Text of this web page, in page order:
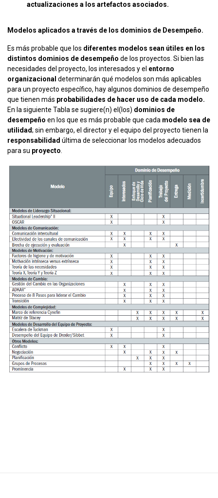
actualizaciones a los artefactos asociados.
Modelos aplicados a través de los dominios de Desempeño.
Es más probable que los diferentes modelos sean útiles en los
distintos dominios de desempeño de los proyectos. Si bien las
necesidades del proyecto, los interesados y el entorno
organizacional determinarán qué modelos son más aplicables
para un proyecto específico, hay algunos dominios de desempeño
que tienen más probabilidades de hacer uso de cada modelo.
En la siguiente Tabla se sugiere(n) el(los) dominios de
desempeño en los que es más probable que cada modelo sea de
utilidad; sin embargo, el director y el equipo del proyecto tienen la
responsabilidad última de seleccionar los modelos adecuados
para su proyecto